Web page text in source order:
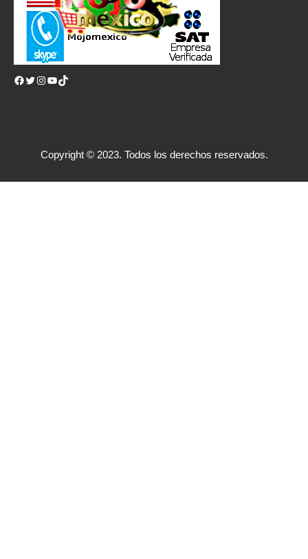
Facebook Twitter Instagram YouTube TikTok
Copyright © 2023. Todos los derechos reservados.